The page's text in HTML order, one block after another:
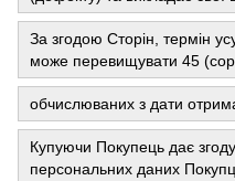
За згодою Сторін, термін
може перевищувати 45
обчислюваних з дати
Купуючи Покупець дає
персональних даних